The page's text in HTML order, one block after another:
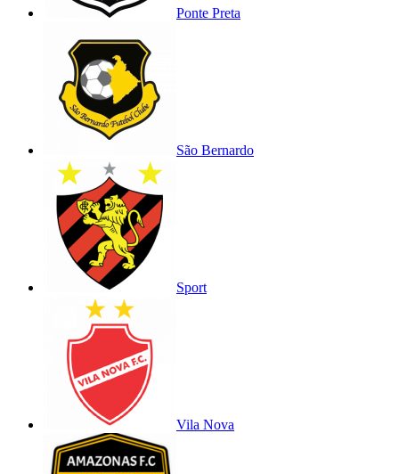
Ponte Preta
São Bernardo
Sport
Vila Nova